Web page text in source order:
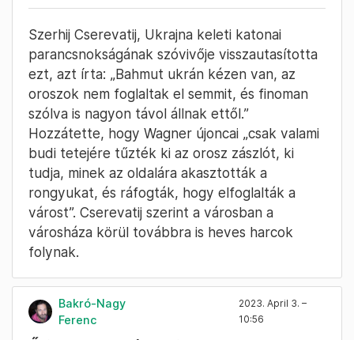
Szerhij Cserevatij, Ukrajna keleti katonai
parancsnokságának szóvivője visszautasította
ezt, azt írta: „Bahmut ukrán kézen van, az
oroszok nem foglaltak el semmit, és finoman
szólva is nagyon távol állnak ettől.”
Hozzátette, hogy Wagner újoncai „csak valami
budi tetejére tűzték ki az orosz zászlót, ki
tudja, minek az oldalára akasztották a
rongyukat, és ráfogták, hogy elfoglalták a
várost”. Cserevatij szerint a városban a
városháza körül továbbra is heves harcok
folynak.
Bakró-Nagy
Ferenc
2023. April 3. –
10:56